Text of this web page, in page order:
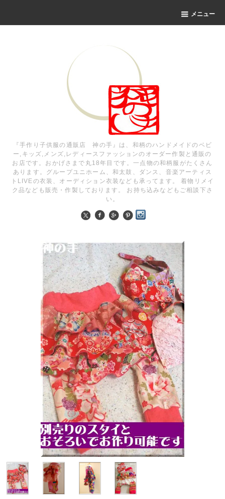
メニュー
『手作り子供服の通販店 神の手』は、和柄のハンドメイドのベビ
ー,キッズ,メンズ,レディースファッションのオーダー作製と通販の
お店です。おかげさまで丸18年目です。一点物の和柄服がたくさん
あります。グループユニホーム、和太鼓、ダンス、音楽アーティス
トLIVEの衣装、オーディション衣装なども承ってます。 着物リメイ
ク品なども販売・作製しております。 お持ち込みなどもご相談下さ
い。